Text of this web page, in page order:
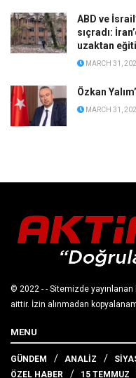
ABD ve
sıçradı:
uzaktan
MARCH 31,
Özkan
MARCH 31,
© 2022 - - Sitemizde
aittir. İzin alınmadan
MENU
GÜNDEM ANALİZ
ÖZEL HABER
15 TEMMUZ